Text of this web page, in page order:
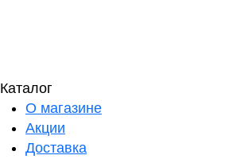
Каталог
О магазине
Акции
Доставка